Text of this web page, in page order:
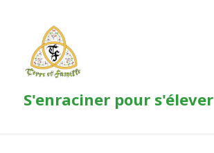
S'enraciner pour s'élever